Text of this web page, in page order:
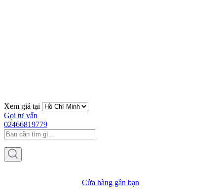
Xem giá tại
Gọi tư vấn
02466819779
Cửa hàng gần bạn